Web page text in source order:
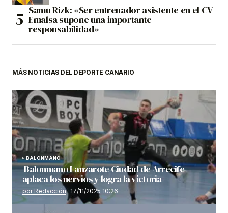
Samu Rizk: «Ser entrenador asistente en el CV
Emalsa supone una importante
responsabilidad»
MÁS NOTICIAS DEL DEPORTE CANARIO
BALONMANO
Balonmano Lanzarote Ciudad de Arrecife
aplaca los nervios y logra la victoria
por Redacción 17/11/2025 10:26